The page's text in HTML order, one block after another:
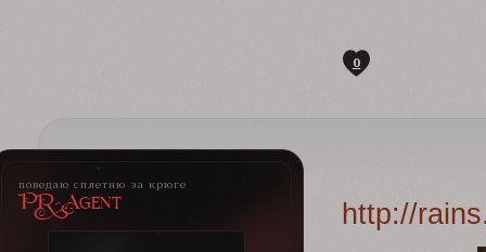
0
поведаю сплетню за крюге
PR-Agent http://